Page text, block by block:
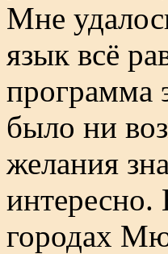
Мне
язык всё
программа
было ни
желания
городах